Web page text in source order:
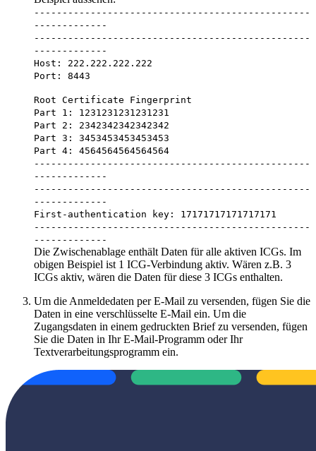
-------------------------------------------------
-------------
-------------------------------------------------
-------------
Host: 222.222.222.222
Port: 8443
Root Certificate Fingerprint
Part 1: 1231231231231231
Part 2: 2342342342342342
Part 3: 3453453453453453
Part 4: 4564564564564564
-------------------------------------------------
-------------
-------------------------------------------------
-------------
First-authentication key: 17171717171717171
-------------------------------------------------
-------------
Die Zwischenablage enthält Daten für alle aktiven ICGs. Im
obigen Beispiel ist 1 ICG-Verbindung aktiv. Wären z.B. 3
ICGs aktiv, wären die Daten für diese 3 ICGs enthalten.
Um die Anmeldedaten per E-Mail zu versenden, fügen Sie die
Daten in eine verschlüsselte E-Mail ein. Um die
Zugangsdaten in einem gedruckten Brief zu versenden, fügen
Sie die Daten in Ihr E-Mail-Programm oder Ihr
Textverarbeitungsprogramm ein.